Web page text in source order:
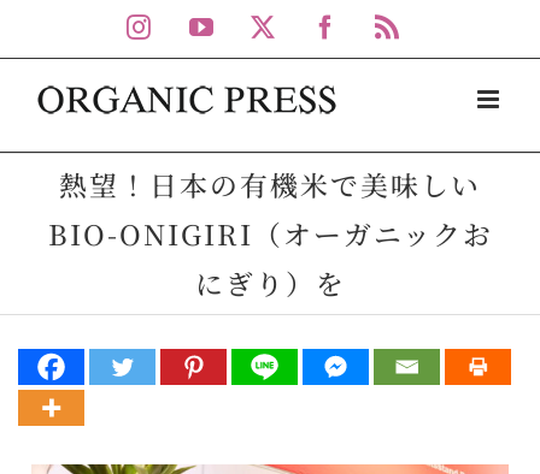
to
content
Instagram
YouTube Facebook
熱望！日本の有機米で美味しい
BIO-ONIGIRI（オーガニックお
にぎり）を